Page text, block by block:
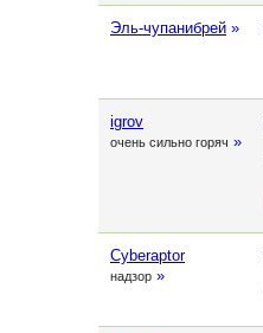
Эль-чупанибрей »
igrov
очень сильно горяч »
Cyberaptor
надзор »